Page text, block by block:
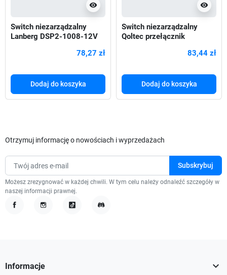
visibility
Switch niezarządzalny
Lanberg DSP2-1008-12V
78,27 zł
Dodaj do koszyka
visibility
Switch niezarządzalny
Qoltec przełącznik
83,44 zł
Dodaj do koszyka
Otrzymuj informację o nowościach i wyprzedażach
Możesz zrezygnować w każdej chwili. W tym celu należy odnaleźć szczegóły w
naszej informacji prawnej.
Informacje 